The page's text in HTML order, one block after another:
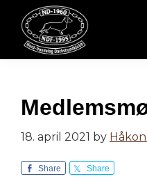
hovedinnhold
bunntekst
NORD-
18. april 2021 by
Share Share